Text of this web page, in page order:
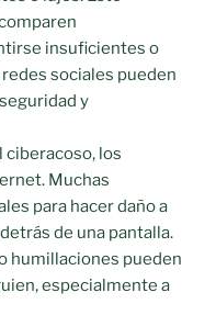
insuficientes o
sociales pueden
y
ciberacoso, los
Muchas
para hacer daño a
de una pantalla.
humillaciones pueden
especialmente a